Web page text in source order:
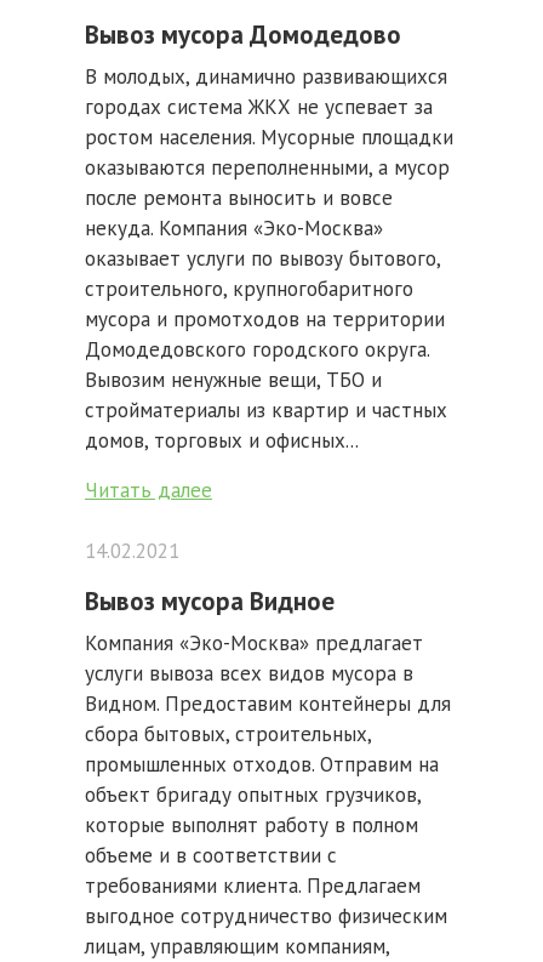
Вывоз мусора Домодедово
В молодых, динамично развивающихся
городах система ЖКХ не успевает за
ростом населения. Мусорные площадки
оказываются переполненными, а мусор
после ремонта выносить и вовсе
некуда. Компания «Эко-Москва»
оказывает услуги по вывозу бытового,
строительного, крупногобаритного
мусора и промотходов на территории
Домодедовского городского округа.
Вывозим ненужные вещи, ТБО и
стройматериалы из квартир и частных
домов, торговых и офисных...
Читать далее
14.02.2021
Вывоз мусора Видное
Компания «Эко-Москва» предлагает
услуги вывоза всех видов мусора в
Видном. Предоставим контейнеры для
сбора бытовых, строительных,
промышленных отходов. Отправим на
объект бригаду опытных грузчиков,
которые выполнят работу в полном
объеме и в соответствии с
требованиями клиента. Предлагаем
выгодное сотрудничество физическим
лицам, управляющим компаниям,